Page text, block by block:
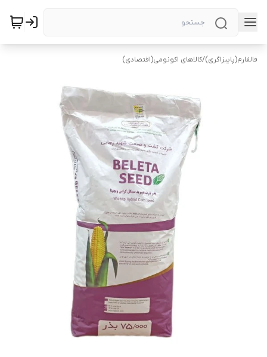
فالفارم(پاییزاگری)/کالاهای اکونومی(اقتصادی)